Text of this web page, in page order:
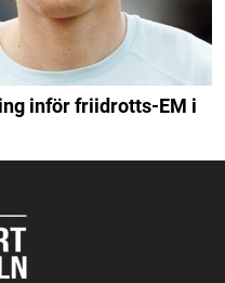
inför friidrotts-EM i